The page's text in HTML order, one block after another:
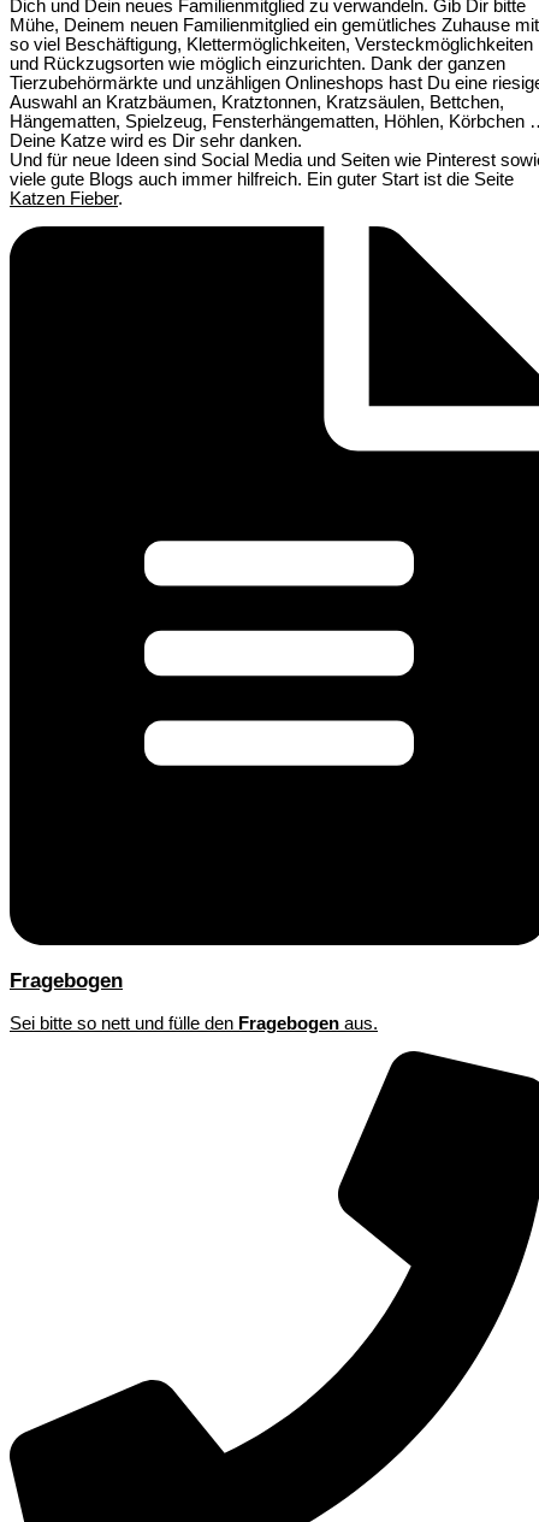
Dich und Dein neues Familienmitglied zu verwandeln. Gib Dir bitte
Mühe, Deinem neuen Familienmitglied ein gemütliches Zuhause mit
so viel Beschäftigung, Klettermöglichkeiten, Versteckmöglichkeiten
und Rückzugsorten wie möglich einzurichten. Dank der ganzen
Tierzubehörmärkte und unzähligen Onlineshops hast Du eine
Auswahl an Kratzbäumen, Kratztonnen, Kratzsäulen, Bettchen,
Hängematten, Spielzeug, Fensterhängematten, Höhlen, Körbchen
Deine Katze wird es Dir sehr danken.
Und für neue Ideen sind Social Media und Seiten wie Pinterest
viele gute Blogs auch immer hilfreich. Ein guter Start ist die Seite
Katzen Fieber.
Fragebogen
Sei bitte so nett und fülle den Fragebogen aus.